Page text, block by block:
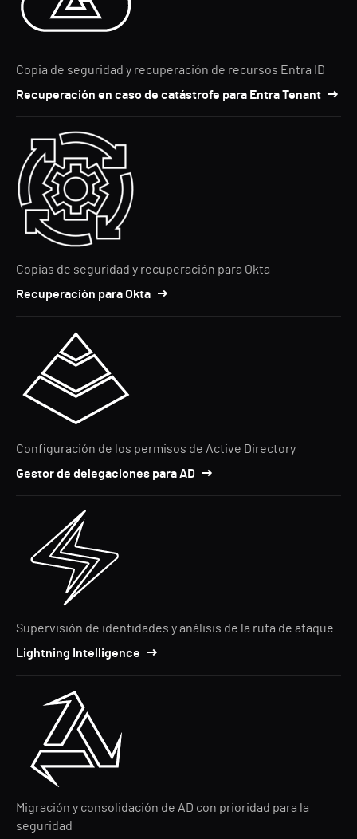
Copia de seguridad y recuperación de recursos Entra ID
Recuperación en caso de catástrofe para Entra Tenant
Copias de seguridad y recuperación para Okta
Recuperación para Okta
Configuración de los permisos de Active Directory
Gestor de delegaciones para AD
Supervisión de identidades y análisis de la ruta de ataque
Lightning Intelligence
Migración y consolidación de AD con prioridad para la
seguridad